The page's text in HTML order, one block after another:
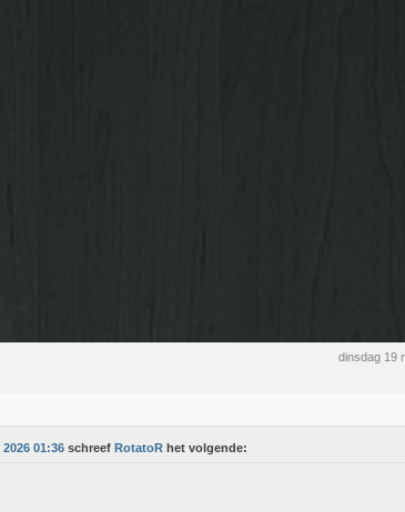
dinsdag 19
01:36 schreef RotatoR het volgende: